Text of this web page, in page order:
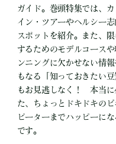
ガイド。巻頭特集では、
イン・ツアーやヘルシー
スポットを紹介。また、
するためのモデルコース
ンニングに欠かせない情
もなる「知っておきたい
もお見逃しなく！ 本当に
た、ちょっとドキドキの
ピーターまでハッピーに
です。